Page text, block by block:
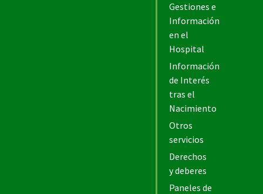
Gestiones e
Información
en el
Hospital
Información
de Interés
tras el
Nacimiento
Otros
servicios
Derechos
y deberes
Paneles de